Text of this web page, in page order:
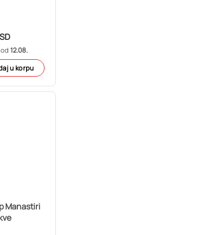
12.08.
u korpu
Manastiri